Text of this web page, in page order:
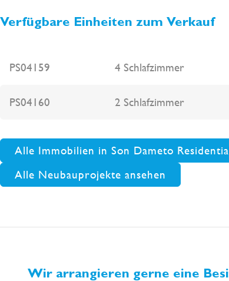
Verfügbare Einheiten zum Verkauf
PS04159 4 Schlafzimmer
PS04160 2 Schlafzimmer
Alle Immobilien in Son Dameto
Alle Neubauprojekte ansehen
Wir arrangieren gerne eine